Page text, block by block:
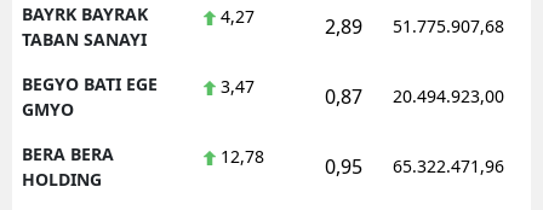
BAYRK BAYRAK
TABAN SANAYI
4,27 2,89 51.775.907,68
BEGYO BATI EGE
GMYO
3,47 0,87 20.494.923,00
BERA BERA
HOLDING
12,78 0,95 65.322.471,96